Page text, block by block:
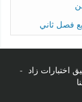
فصل ثاني
اختبارات زاد
-